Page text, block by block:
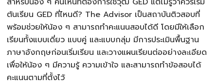
ต้นเรียน GED ที่ไหนดี? The Advisor เป็นสถาบันติวสอบที่
พร้อมช่วยให้น้อง ๆ สามารถทำคะแนนสอบได้ดี โดยมีให้เลือก
เรียนทั้งแบบเดี่ยว แบบคู่ และแบบกลุ่ม มีการประเมินพื้นฐาน
ภาษาอังกฤษก่อนเริ่มเรียน และวางแผนเรียนต่ออย่างละเอียด
เพื่อให้น้อง ๆ มีความรู้ ความเข้าใจ และสามารถทำข้อสอบได้
คะแนนตามที่ตั้งไว้